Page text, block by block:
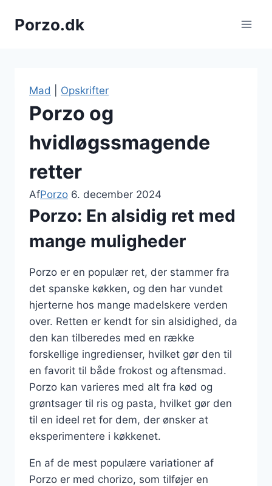
Porzo.dk
Mad Opskrifter
Porzo og
hvidløgssmagende
retter
AfPorzo 6. december 2024
Porzo: En alsidig ret med
mange muligheder
Porzo er en populær ret, der stammer fra
det spanske køkken, og den har vundet
hjerterne hos mange madelskere verden
over. Retten er kendt for sin alsidighed, da
den kan tilberedes med en række
forskellige ingredienser, hvilket gør den til
en favorit til både frokost og aftensmad.
Porzo kan varieres med alt fra kød og
grøntsager til ris og pasta, hvilket gør den
til en ideel ret for dem, der ønsker at
eksperimentere i køkkenet.
En af de mest populære variationer af
Porzo er med chorizo, som tilføjer en